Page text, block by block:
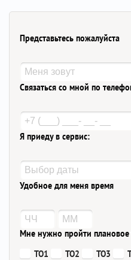
Представьтесь пожалуйста
Связаться со мной по
Я приеду в сервис:
Удобное для меня время
Мне нужно пройти плановое
ТО1
ТО2 ТО3